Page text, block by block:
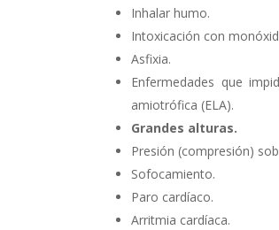
Inhalar humo.
Intoxicación con
Asfixia.
Enfermedades que
amiotrófica (ELA).
Grandes alturas.
Presión (compresión)
Sofocamiento.
Paro cardíaco.
Arritmia cardíaca.